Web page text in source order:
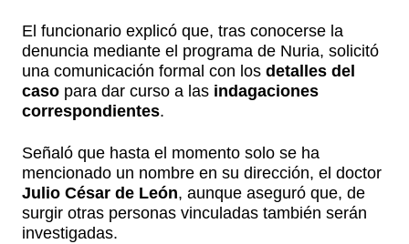
El funcionario explicó que, tras conocerse la
denuncia mediante el programa de Nuria, solicitó
una comunicación formal con los detalles del
caso para dar curso a las indagaciones
correspondientes.
Señaló que hasta el momento solo se ha
mencionado un nombre en su dirección, el doctor
Julio César de León, aunque aseguró que, de
surgir otras personas vinculadas también serán
investigadas.